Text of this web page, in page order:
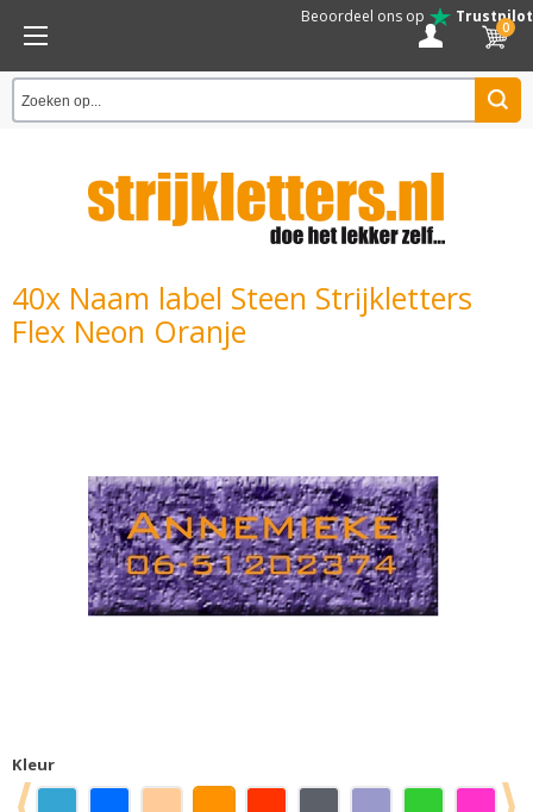
Beoordeel ons op Trustpilot
0
40x Naam label Steen Strijkletters
Flex Neon Oranje
Kleur